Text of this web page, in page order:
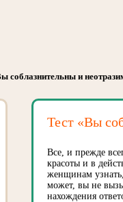
соблазнительны и
Тест «Вы
Все, и прежде
красоты и в
женщинам
может, вы не
нахождения